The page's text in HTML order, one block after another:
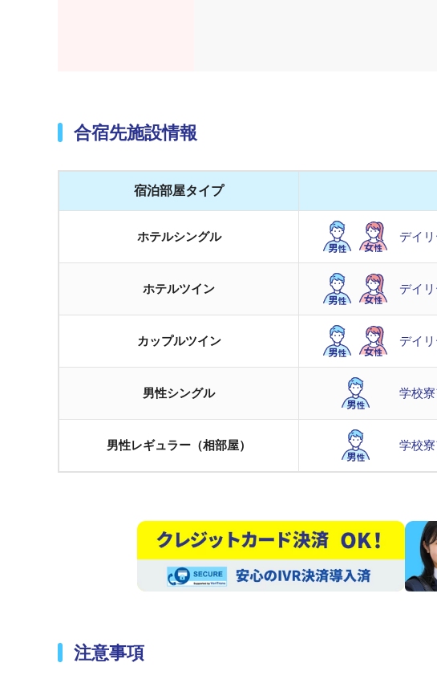
合宿先施設情報
宿泊部屋タイプ
ホテルシングル デイ
ホテルツイン デイ
カップルツイン デイ
男性シングル 学校
男性レギュラー（相部屋） 学校
注意事項